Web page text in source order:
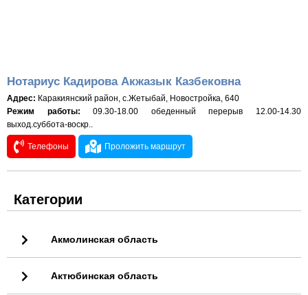
Нотариус Кадирова Акжазык Казбековна
Адрес: Каракиянский район, с.Жетыбай, Новостройка, 640
Режим работы: 09.30-18.00 обеденный перерыв 12.00-14.30
выход.суббота-воскр..
Телефоны Проложить маршрут
Категории
Акмолинская область
Актюбинская область